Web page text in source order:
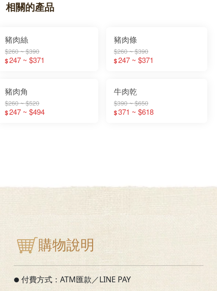
相關的產品
豬肉絲
$260 ~ $390
$247 ~ $371
豬肉條
$260 ~ $390
$247 ~ $371
豬肉角
$260 ~ $520
$247 ~ $494
牛肉乾
$390 ~ $650
$371 ~ $618
購物說明
● 付費方式：ATM匯款／LINE PAY